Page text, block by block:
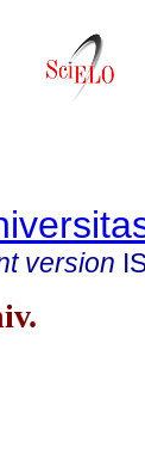
version